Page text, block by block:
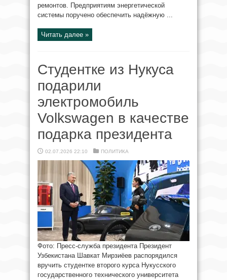
ремонтов. Предприятиям энергетической
системы поручено обеспечить надёжную ...
Читать далее »
Студентке из Нукуса
подарили
электромобиль
Volkswagen в качестве
подарка президента
02.07.2026 22:10 ПОЛИТИКА
Фото: Пресс-служба президента Президент
Узбекистана Шавкат Мирзиёев распорядился
вручить студентке второго курса Нукусского
государственного технического университета